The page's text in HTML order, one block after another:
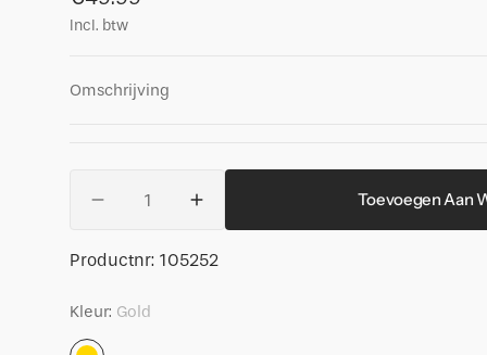
price
Incl. btw
Omschrijving
Aantal
Good
theepot
goud
Aantal
verhogen
voor
Toevoegen Aan
Productnummer:
Productnr: 105252
Kleur: Gold